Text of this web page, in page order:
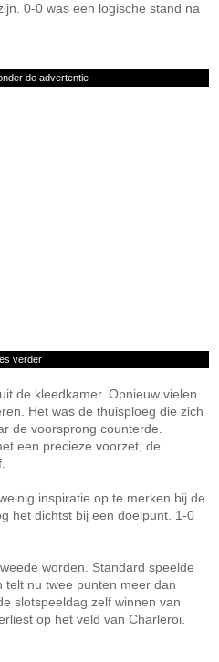
0-0 was een logische stand na
de advertentie
verder
de kleedkamer. Opnieuw vielen
Het was de thuisploeg die zich
de voorsprong counterde.
een precieze voorzet, de
inspiratie op te merken bij de
het dichtst bij een doelpunt. 1-0
worden. Standard speelde
telt nu twee punten meer dan
slotspeeldag zelf winnen van
op het veld van Charleroi.